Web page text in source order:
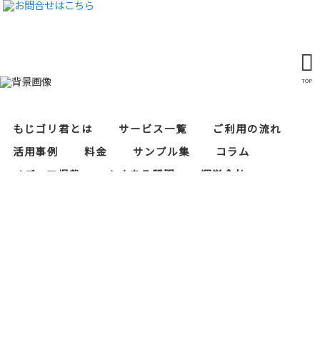
TOP
もじゴリ君とは サービス一覧
ご利用の流れ
活用事例
料金 サンプル集
コラム
メディア掲載
よくある質問
運営会社